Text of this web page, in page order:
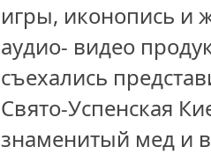
игры, иконопись и
аудио- видео
съехались
Свято-Успенская
знаменитый мед и